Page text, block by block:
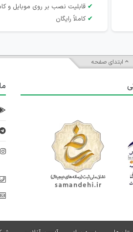
✔ قابلیت نصب بر روی موبایل و
✔ کاملاً رایگان
ابتدای صفحه